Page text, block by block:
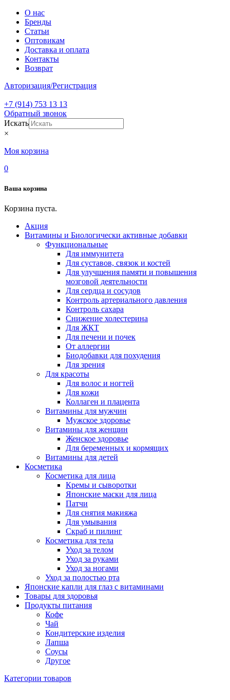
О нас
Бренды
Статьи
Оптовикам
Доставка и оплата
Контакты
Возврат
Авторизация/Регистрация
+7 (914) 753 13 13
Обратный звонок
Искать
×
Моя корзина
0
Ваша корзина
Корзина пуста.
Акция
Витамины и Биологически активные добавки
Функциональные
Для иммунитета
Для суставов, связок и костей
Для улучшения памяти и повышения
мозговой деятельности
Для сердца и сосудов
Контроль артериального давления
Контроль сахара
Снижение холестерина
Для ЖКТ
Для печени и почек
От аллергии
Биодобавки для похудения
Для зрения
Для красоты
Для волос и ногтей
Для кожи
Коллаген и плацента
Витамины для мужчин
Мужское здоровье
Витамины для женщин
Женское здоровье
Для беременных и кормящих
Витамины для детей
Косметика
Косметика для лица
Кремы и сыворотки
Японские маски для лица
Патчи
Для снятия макияжа
Для умывания
Скраб и пилинг
Косметика для тела
Уход за телом
Уход за руками
Уход за ногами
Уход за полостью рта
Японские капли для глаз с витаминами
Товары для здоровья
Продукты питания
Кофе
Чай
Кондитерские изделия
Лапша
Соусы
Другое
Категории товаров